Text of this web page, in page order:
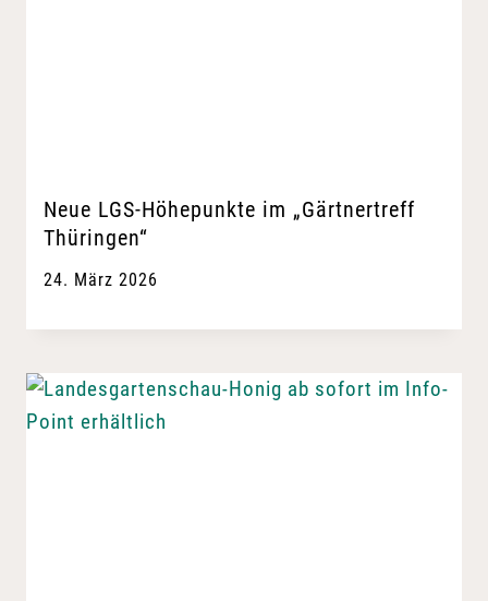
Neue LGS-Höhepunkte im „Gärtnertreff
Thüringen“
24. März 2026